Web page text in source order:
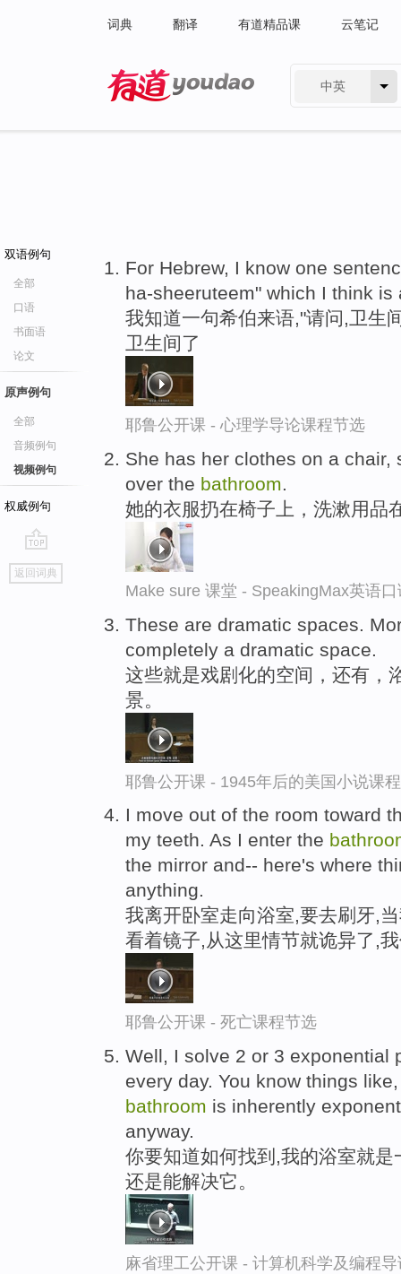
词典 翻译 有道精品课 云笔记
中英
双语例句
全部
口语
书面语
论文
原声例句
全部
音频例句
视频例句
权威例句
go
top
返回词典
For Hebrew, I know one
ha-sheeruteem" which I think
我知道一句希伯来语,"请问,卫生
卫生间了
耶鲁公开课 - 心理学导论课程节选
She has her clothes on a
over the bathroom.
她的衣服扔在椅子上，洗漱用品
Make sure 课堂 - SpeakingMax英语
These are dramatic spaces.
completely a dramatic space.
这些就是戏剧化的空间，还有，
景。
耶鲁公开课 - 1945年后的美国小说课
I move out of the room toward
my teeth. As I enter the
the mirror and-- here's where
anything.
我离开卧室走向浴室,要去刷牙,
看着镜子,从这里情节就诡异了,
耶鲁公开课 - 死亡课程节选
Well, I solve 2 or 3 exponential
every day. You know things
bathroom is inherently
anyway.
你要知道如何找到,我的浴室就
还是能解决它。
麻省理工公开课 - 计算机科学及编程